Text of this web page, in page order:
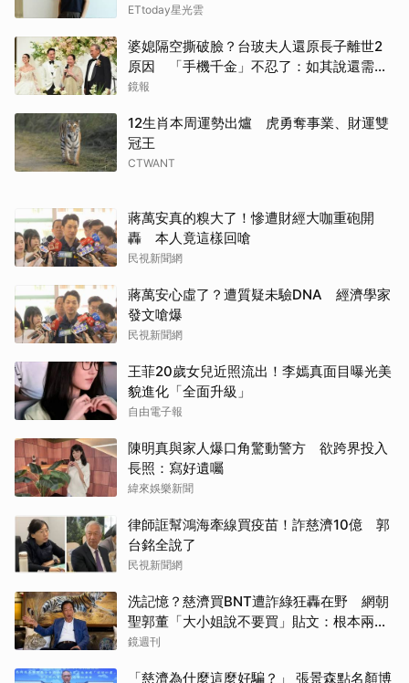
ETtoday星光雲
婆媳隔空撕破臉？台玻夫人還原長子離世2
原因 「手機千金」不忍了：如其說還需要
離開嗎？
鏡報
12生肖本周運勢出爐 虎勇奪事業、財運雙
冠王
CTWANT
蔣萬安真的糗大了！慘遭財經大咖重砲開
轟 本人竟這樣回嗆
民視新聞網
蔣萬安心虛了？遭質疑未驗DNA 經濟學家
發文嗆爆
民視新聞網
王菲20歲女兒近照流出！李嫣真面目曝光美
貌進化「全面升級」
自由電子報
陳明真與家人爆口角驚動警方 欲跨界投入
長照：寫好遺囑
緯來娛樂新聞
律師誆幫鴻海牽線買疫苗！詐慈濟10億 郭
台銘全說了
民視新聞網
洗記憶？慈濟買BNT遭詐綠狂轟在野 網朝
聖郭董「大小姐說不要買」貼文：根本兩碼
事
鏡週刊
「慈濟為什麼這麼好騙？」 張景森點名顏博